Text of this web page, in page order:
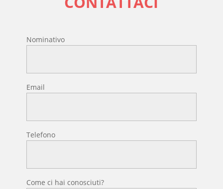
Nominativo
Email
Telefono
Come ci hai conosciuti?